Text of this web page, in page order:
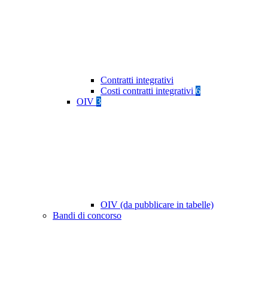
Contratti integrativi
Costi contratti integrativi 6
OIV 3
OIV (da pubblicare in tabelle)
Bandi di concorso